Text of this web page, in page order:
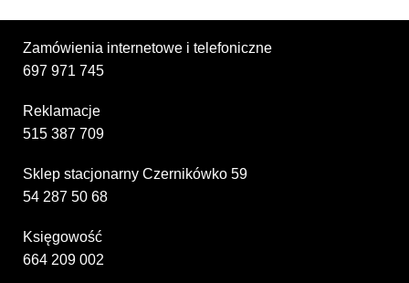
Zamówienia internetowe i telefoniczne
697 971 745
Reklamacje
515 387 709
Sklep stacjonarny Czernikówko 59
54 287 50 68
Księgowość
664 209 002